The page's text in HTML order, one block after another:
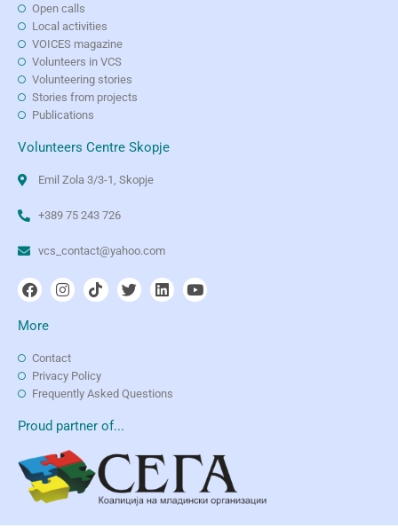
Open calls
Local activities
VOICES magazine
Volunteers in VCS
Volunteering stories
Stories from projects
Publications
Volunteers Centre Skopje
Emil Zola 3/3-1, Skopje
+389 75 243 726
vcs_contact@yahoo.com
More
Contact
Privacy Policy
Frequently Asked Questions
Proud partner of...